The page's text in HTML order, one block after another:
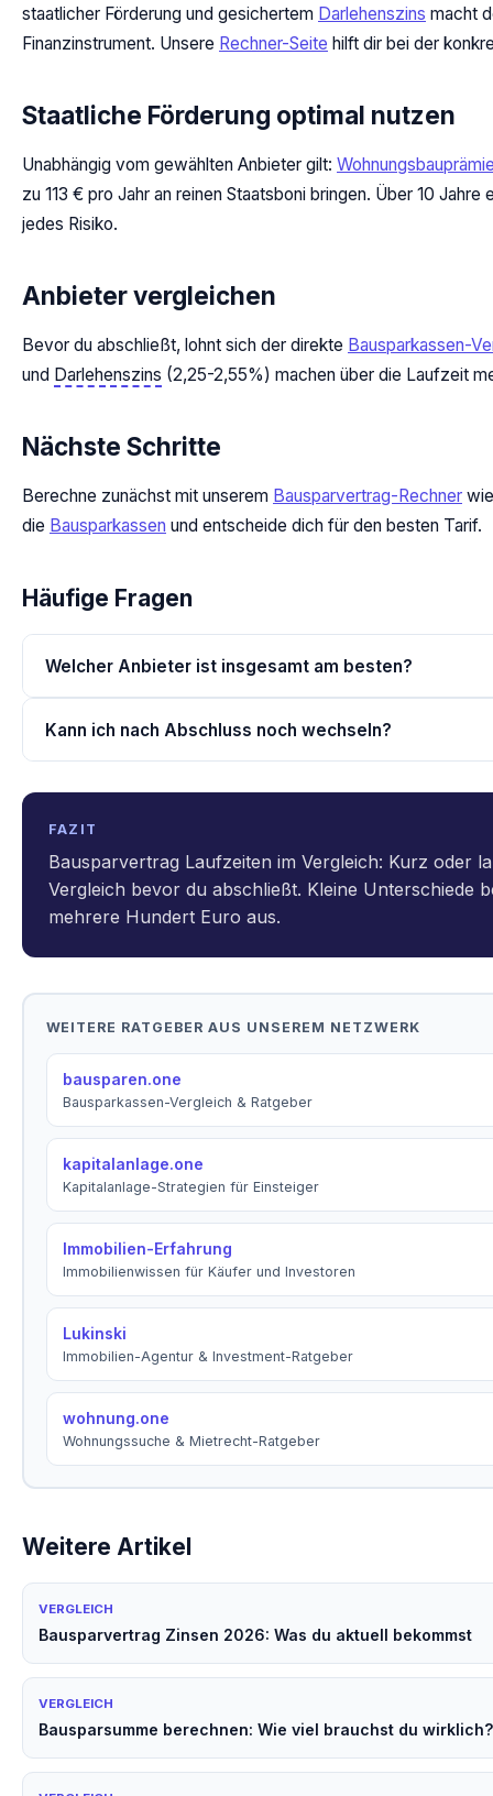
staatlicher Förderung und gesichertem Darlehenszins macht
Finanzinstrument. Unsere Rechner-Seite hilft dir bei der
Staatliche Förderung optimal nutzen
Unabhängig vom gewählten Anbieter gilt:
zu 113 € pro Jahr an reinen Staatsboni bringen. Über 10
jedes Risiko.
Anbieter vergleichen
Bevor du abschließt, lohnt sich der direkte Bausparkassen-
und Darlehenszins (2,25-2,55%) machen über die Laufzeit
Nächste Schritte
Berechne zunächst mit unserem Bausparvertrag-Rechner
die Bausparkassen und entscheide dich für den besten Tarif.
Häufige Fragen
Welcher Anbieter ist insgesamt am besten?
Kann ich nach Abschluss noch wechseln?
FAZIT
Bausparvertrag Laufzeiten im Vergleich: Kurz oder
Vergleich bevor du abschließt. Kleine Unterschiede
mehrere Hundert Euro aus.
WEITERE RATGEBER AUS UNSEREM NETZWERK
bausparen.one
Bausparkassen-Vergleich & Ratgeber
kapitalanlage.one
Kapitalanlage-Strategien für Einsteiger
Immobilien-Erfahrung
Immobilienwissen für Käufer und Investoren
Lukinski
Immobilien-Agentur & Investment-Ratgeber
wohnung.one
Wohnungssuche & Mietrecht-Ratgeber
Weitere Artikel
VERGLEICH
Bausparvertrag Zinsen 2026: Was du aktuell bekommst
VERGLEICH
Bausparsumme berechnen: Wie viel brauchst du wirklich?